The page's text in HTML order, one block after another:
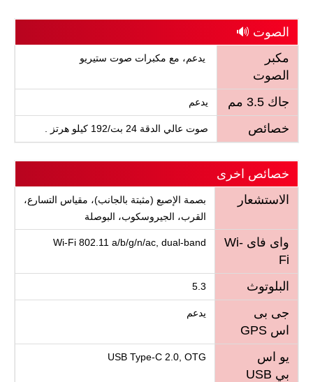
الصوت 🔊
مكبر
الصوت
يدعم، مع مكبرات صوت ستيريو
جاك 3.5 مم يدعم
خصائص صوت عالي الدقة 24 بت/192 كيلو هرتز .
خصائص اخرى
الاستشعار
بصمة الإصبع (مثبتة بالجانب)، مقياس التسارع،
القرب، الجيروسكوب، البوصلة
واى فاى Wi-
Fi
Wi-Fi 802.11 a/b/g/n/ac, dual-band
البلوتوث 5.3
جى بى
اس GPS
يدعم
يو اس
بي USB
USB Type-C 2.0, OTG